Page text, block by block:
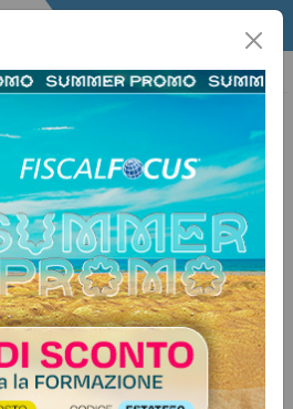
Articoli Legali
Varie
di 85 giorni,
gli accertamenti
conferma che la